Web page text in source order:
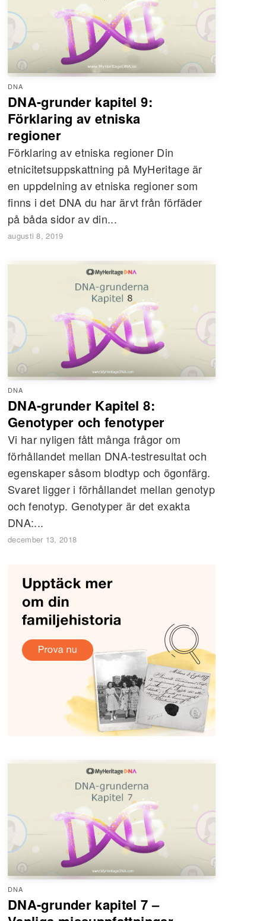
DNA
DNA-grunder kapitel 9:
Förklaring av etniska
regioner
Förklaring av etniska regioner Din
etnicitetsuppskattning på MyHeritage är
en uppdelning av etniska regioner som
finns i det DNA du har ärvt från förfäder
på båda sidor av din...
augusti 8, 2019
DNA
DNA-grunder Kapitel 8:
Genotyper och fenotyper
Vi har nyligen fått många frågor om
förhållandet mellan DNA-testresultat och
egenskaper såsom blodtyp och ögonfärg.
Svaret ligger i förhållandet mellan genotyp
och fenotyp. Genotyper är det exakta
DNA:...
december 13, 2018
DNA
DNA-grunder kapitel 7 –